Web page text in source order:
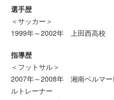
選手歴
＜サッカー＞
1999年～2002年 上田西高校
指導歴
＜フットサル＞
2007年～2008年 湘南ベルマー
ルトレーナー